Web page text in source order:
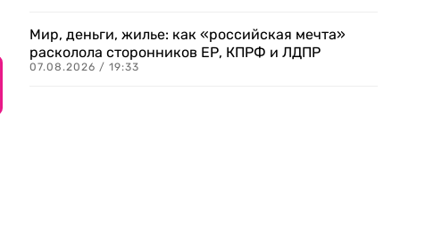
Мир, деньги, жилье: как «российская мечта»
расколола сторонников ЕР, КПРФ и ЛДПР
07.08.2026 / 19:33